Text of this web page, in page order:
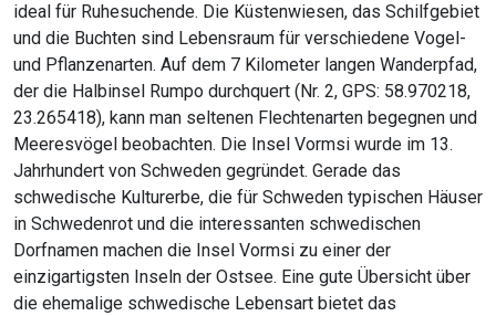
ideal für Ruhesuchende. Die Küstenwiesen, das Schilfgebiet
und die Buchten sind Lebensraum für verschiedene Vogel-
und Pflanzenarten. Auf dem 7 Kilometer langen Wanderpfad,
der die Halbinsel Rumpo durchquert (Nr. 2, GPS: 58.970218,
23.265418), kann man seltenen Flechtenarten begegnen und
Meeresvögel beobachten. Die Insel Vormsi wurde im 13.
Jahrhundert von Schweden gegründet. Gerade das
schwedische Kulturerbe, die für Schweden typischen Häuser
in Schwedenrot und die interessanten schwedischen
Dorfnamen machen die Insel Vormsi zu einer der
einzigartigsten Inseln der Ostsee. Eine gute Übersicht über
die ehemalige schwedische Lebensart bietet das